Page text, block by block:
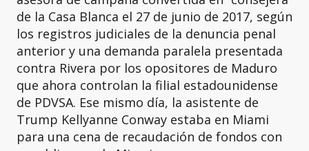
de la Casa Blanca el 27 de junio de 2017, según
los registros judiciales de la denuncia penal
anterior y una demanda paralela presentada
contra Rivera por los opositores de Maduro
que ahora controlan la filial estadounidense
de PDVSA. Ese mismo día, la asistente de
Trump Kellyanne Conway estaba en Miami
para una cena de recaudación de fondos con